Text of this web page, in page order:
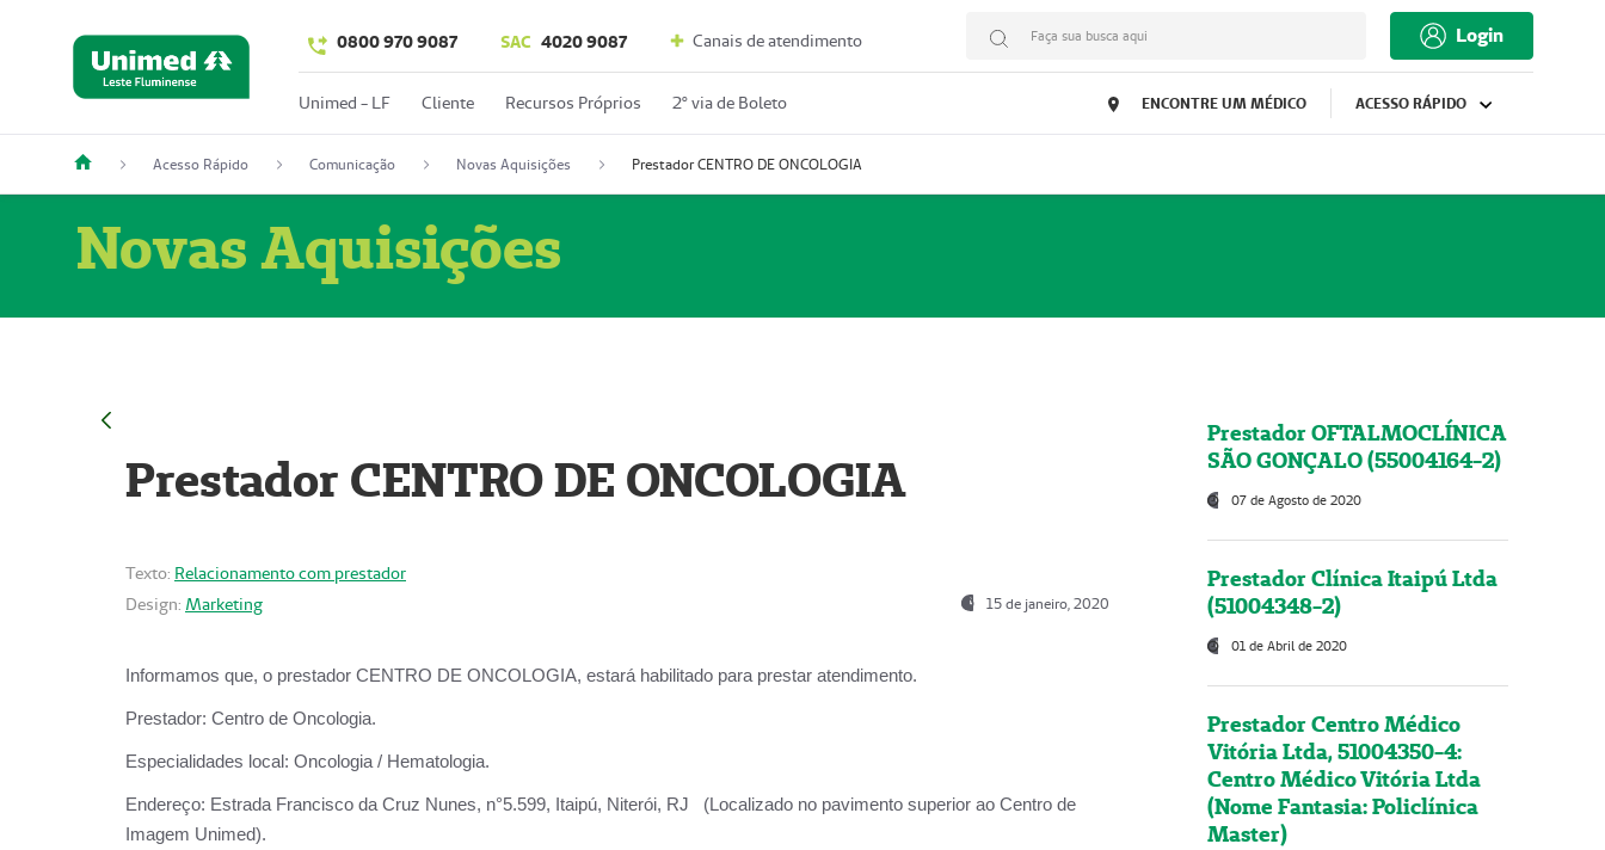
0800 970 9087 SAC 4020 9087 Canais de atendimento Faça sua busca aqui Login
Unimed - LF Cliente Recursos Próprios 2º via de Boleto ENCONTRE UM MÉDICO ACESSO RÁPIDO
Acesso Rápido Comunicação Novas Aquisições Prestador CENTRO DE ONCOLOGIA
Novas Aquisições
Prestador CENTRO DE ONCOLOGIA
Texto: Relacionamento com prestador
Design: Marketing 15 de janeiro, 2020
Informamos que, o prestador CENTRO DE ONCOLOGIA, estará habilitado para prestar atendimento.
Prestador: Centro de Oncologia.
Especialidades local: Oncologia / Hematologia.
Endereço: Estrada Francisco da Cruz Nunes, n°5.599, Itaipú, Niterói, RJ (Localizado no pavimento superior ao Centro de
Imagem Unimed).
Prestador OFTALMOCLÍNICA
SÃO GONÇALO (55004164-2)
07 de Agosto de 2020
Prestador Clínica Itaipú Ltda
(51004348-2)
01 de Abril de 2020
Prestador Centro Médico
Vitória Ltda, 51004350-4:
Centro Médico Vitória Ltda
(Nome Fantasia: Policlínica
Master)